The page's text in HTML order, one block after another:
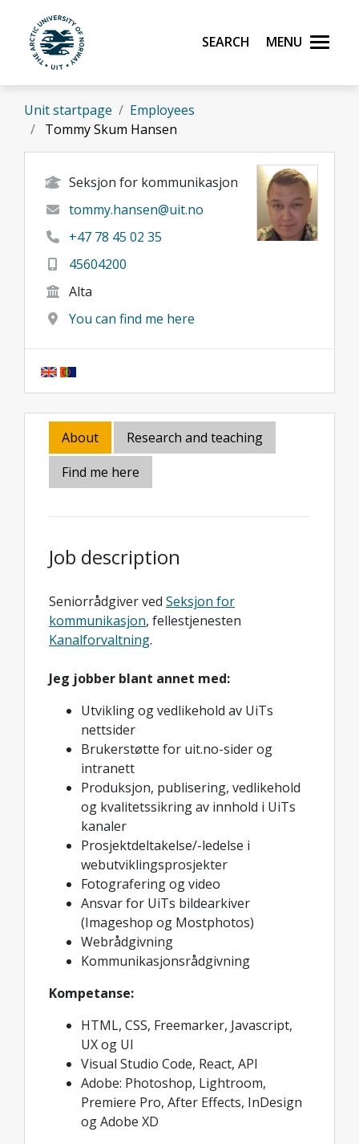
Skip to main content
UiT The Arctic University of Norway
Search Menu
Unit startpage
Employees
Tommy Skum Hansen
Seksjon for kommunikasjon
tommy.hansen@uit.no
+47 78 45 02 35
45604200
Alta
You can find me here
About
Research and teaching
Find me here
Job description
Seniorrådgiver ved Seksjon for
kommunikasjon, fellestjenesten
Kanalforvaltning.
Jeg jobber blant annet med:
Utvikling og vedlikehold av UiTs
nettsider
Brukerstøtte for uit.no-sider og
intranett
Produksjon, publisering, vedlikehold
og kvalitetssikring av innhold i UiTs
kanaler
Prosjektdeltakelse/-ledelse i
webutviklingsprosjekter
Fotografering og video
Ansvar for UiTs bildearkiver
(Imageshop og Mostphotos)
Webrådgivning
Kommunikasjonsrådgivning
Kompetanse:
HTML, CSS, Freemarker, Javascript,
UX og UI
Visual Studio Code, React, API
Adobe: Photoshop, Lightroom,
Premiere Pro, After Effects, InDesign
og Adobe XD